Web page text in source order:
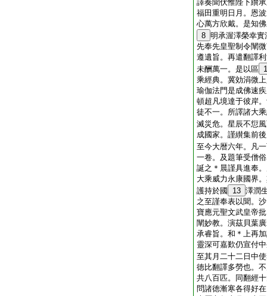
譯奏聞伏惟陛下纉
福田重明日月。恩
心萬方欣戴。是知
8 明承渥澤榮幸實
先奉先皇聖制令闡
遵遺旨。再遣翻譯
未酬萬一。是以區
乘經典。冀効涓微
瑜伽法門是成佛速
頓超凡境達于彼岸
徒不一。所譯諸大
滅災危。星辰不愆
成國家。謹纉集前
至今大暦六年。凡
一卷。及題筆受僧
誕之＊晨謹具進奉
大乘威力永康國界
護持於國
13 澤潤
之至謹奉表以聞。
寶應元聖文武皇帝
闡妙教。演茲貝葉
承睿旨。和＊上再
靈深可嘉歎仍宣付
至其月二十二日中
徳比翻譯多勞也。
共八百匹。同翻經
問諸徳漸寒各得好